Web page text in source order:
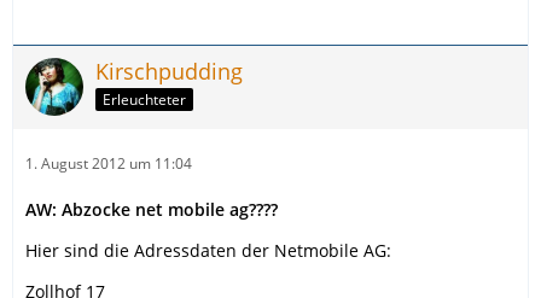
Kirschpudding
Erleuchteter
1. August 2012 um 11:04
AW: Abzocke net mobile ag????
Hier sind die Adressdaten der Netmobile AG:
Zollhof 17